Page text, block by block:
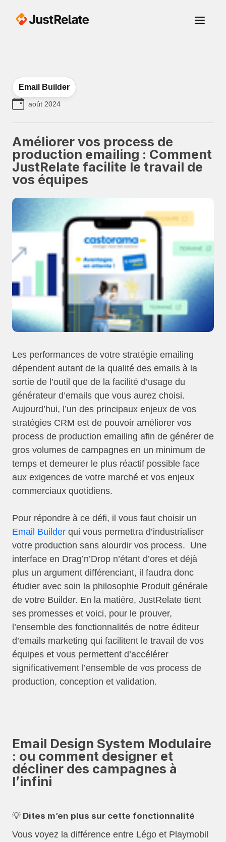
Email Builder
août 2024
Améliorer vos process de
production emailing : Comment
JustRelate facilite le travail de
vos équipes
Les performances de votre stratégie emailing
dépendent autant de la qualité des emails à la
sortie de l’outil que de la facilité d’usage du
générateur d’emails que vous aurez choisi.
Aujourd’hui, l’un des principaux enjeux de vos
stratégies CRM est de pouvoir améliorer vos
process de production emailing afin de générer de
gros volumes de campagnes en un minimum de
temps et demeurer le plus réactif possible face
aux exigences de votre marché et vos enjeux
commerciaux quotidiens.
Pour répondre à ce défi, il vous faut choisir un
Email Builder qui vous permettra d’industrialiser
votre production sans alourdir vos process. Une
interface en Drag’n’Drop n’étant d’ores et déjà
plus un argument différenciant, il faudra donc
étudier avec soin la philosophie Produit générale
de votre Builder. En la matière, JustRelate tient
ses promesses et voici, pour le prouver,
l’ensemble des fonctionnalités de notre éditeur
d’emails marketing qui facilitent le travail de vos
équipes et vous permettent d’accélérer
significativement l’ensemble de vos process de
production, conception et validation.
Email Design System Modulaire
: ou comment designer et
décliner des campagnes à
l’infini
💡 Dites m’en plus sur cette fonctionnalité
Vous voyez la différence entre Légo et Playmobil